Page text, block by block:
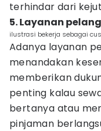
terhindar dari
5. Layanan
ilustrasi bekerja sebagai
Adanya layanan
menandakan
memberikan
penting kalau
bertanya atau
pinjaman